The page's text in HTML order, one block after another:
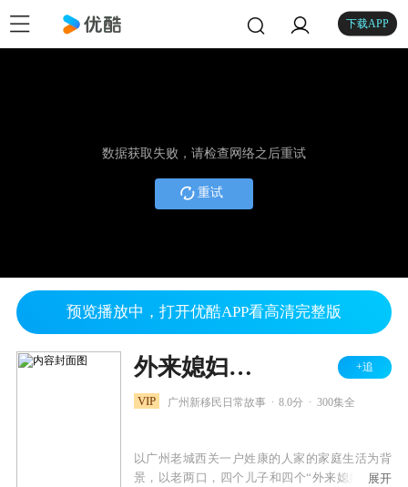
下载APP
数据获取失败，请检查网络之后重试
重试
预览播放中，打开优酷APP看高清完整版
外来媳妇本地郎3 +追
VIP 广州新移民日常故事 8.0分 300集全
以广州老城西关一户姓康的人家的家庭生活为背
景，以老两口，四个儿子和四个“外来媳妇”之间
展开